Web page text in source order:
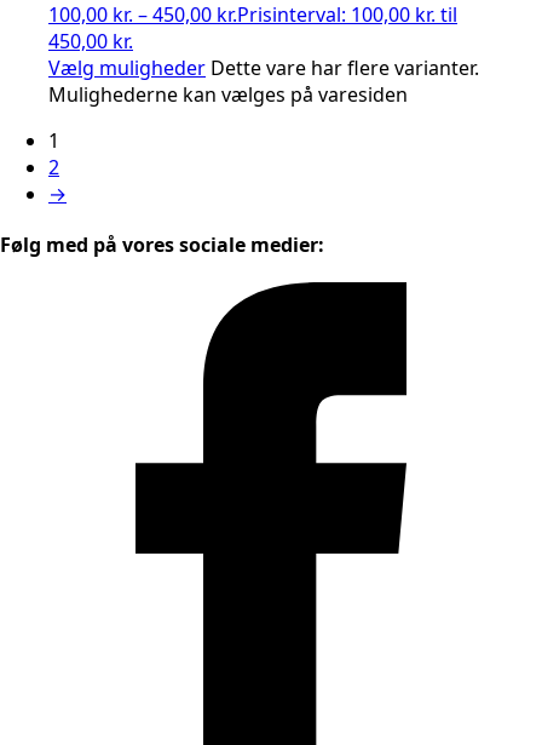
100,00 kr. –450,00 kr.Prisinterval: 100,00 kr. til
450,00 kr.
Vælg muligheder Dette vare har flere varianter.
Mulighederne kan vælges på varesiden
1
2
→
Følg med på vores sociale medier: